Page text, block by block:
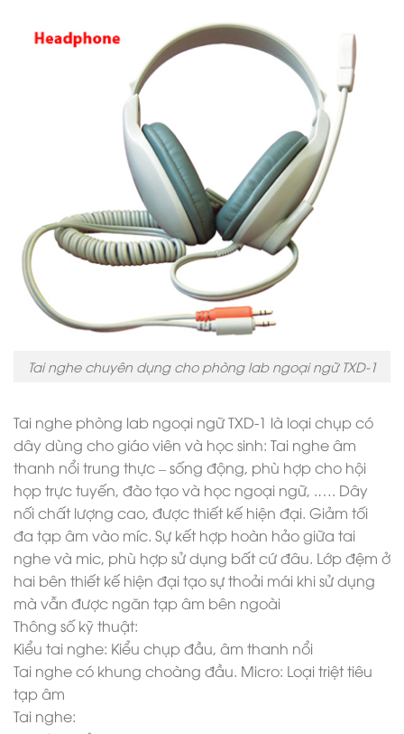
Tai nghe chuyên dụng cho phòng lab ngoại ngữ TXD-1
Tai nghe phòng lab ngoại ngữ TXD-1 là loại chụp có
dây dùng cho giáo viên và học sinh: Tai nghe âm
thanh nổi trung thực – sống động, phù hợp cho hội
họp trực tuyến, đào tạo và học ngoại ngữ, .…. Dây
nối chất lượng cao, được thiết kế hiện đại. Giảm tối
đa tạp âm vào míc. Sự kết hợp hoàn hảo giữa tai
nghe và mic, phù hợp sử dụng bất cứ đâu. Lớp đệm ở
hai bên thiết kế hiện đại tạo sự thoải mái khi sử dụng
mà vẫn được ngăn tạp âm bên ngoài
Thông số kỹ thuật:
Kiểu tai nghe: Kiểu chụp đầu, âm thanh nổi
Tai nghe có khung choàng đầu. Micro: Loại triệt tiêu
tạp âm
Tai nghe: